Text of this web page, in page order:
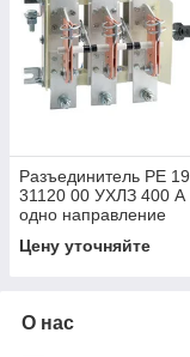
Разъединитель РЕ
31120 00 УХЛЗ 400 А
одно направление
Цену уточняйте
О нас